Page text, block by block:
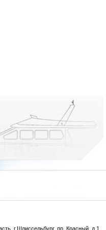
г.Шлиссельбург, пр. Красный, д.1